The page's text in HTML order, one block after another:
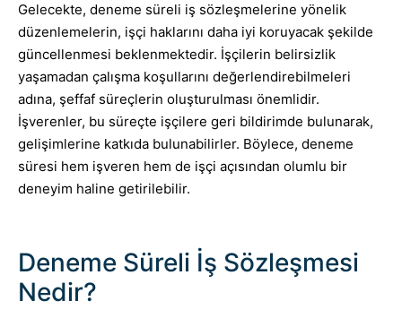
Gelecekte, deneme süreli iş sözleşmelerine yönelik
düzenlemelerin, işçi haklarını daha iyi koruyacak şekilde
güncellenmesi beklenmektedir. İşçilerin belirsizlik
yaşamadan çalışma koşullarını değerlendirebilmeleri
adına, şeffaf süreçlerin oluşturulması önemlidir.
İşverenler, bu süreçte işçilere geri bildirimde bulunarak,
gelişimlerine katkıda bulunabilirler. Böylece, deneme
süresi hem işveren hem de işçi açısından olumlu bir
deneyim haline getirilebilir.
Deneme Süreli İş Sözleşmesi
Nedir?